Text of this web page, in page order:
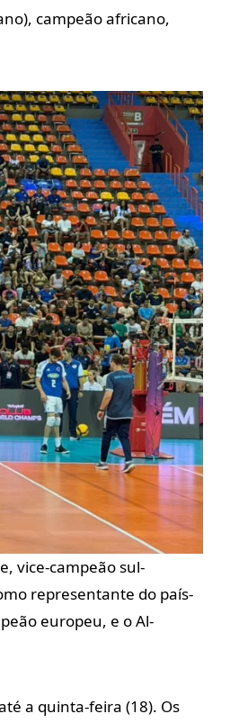
campeão africano,
vice-campeão sul-
representante do país-
europeu, e o Al-
a quinta-feira (18). Os